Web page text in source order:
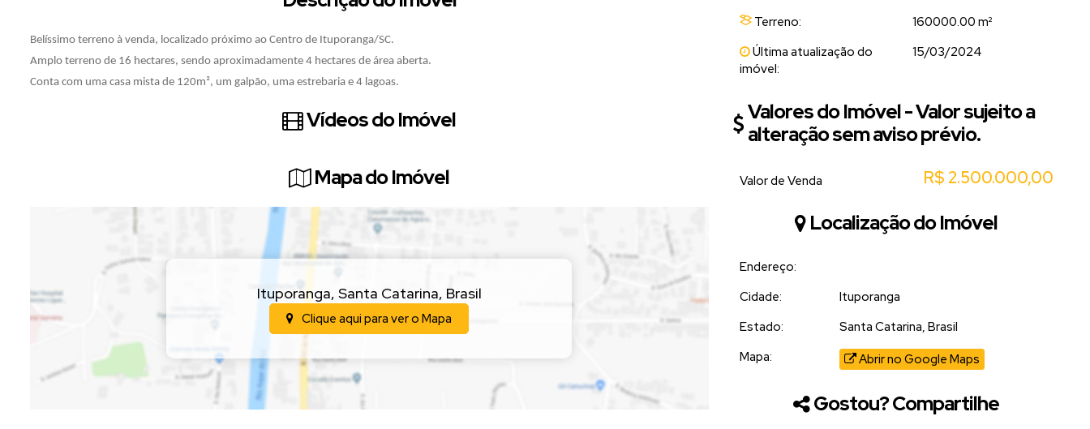
Belíssimo terreno à venda, localizado próximo ao Centro de Ituporanga/SC.
Amplo terreno de 16 hectares, sendo aproximadamente 4 hectares de área aberta.
Conta com uma casa mista de 120m², um galpão, uma estrebaria e 4 lagoas.
Vídeos do Imóvel
Mapa do Imóvel
Ituporanga, Santa Catarina, Brasil
Clique aqui para ver o Mapa
Terreno:
160000.00 m²
Última atualização do
imóvel:
15/03/2024
Valores do Imóvel - Valor sujeito a
alteração sem aviso prévio.
R$ 2.500.000,00
Valor de Venda
Localização do Imóvel
Endereço:
Cidade:
Ituporanga
Estado:
Santa Catarina, Brasil
Mapa:
Abrir no Google Maps
Gostou? Compartilhe